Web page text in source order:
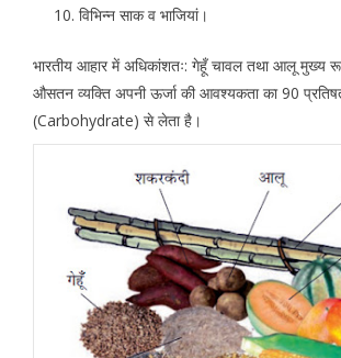
विभिन्न साक व भाजियां।
भारतीय आहार में अधिकांशतः: गेहूँ चावल तथा आलू मुख्य
औसतन व्यक्ति अपनी ऊर्जा की आवश्यकता का 90 प्रतिषत
(Carbohydrate) से लेता है।